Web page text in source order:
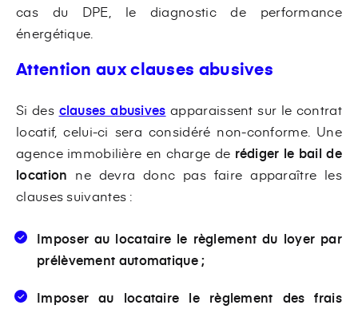
cas du DPE, le diagnostic de performance
énergétique.
Attention aux clauses abusives
Si des clauses abusives apparaissent sur le contrat
locatif, celui-ci sera considéré non-conforme. Une
agence immobilière en charge de rédiger le bail de
location ne devra donc pas faire apparaître les
clauses suivantes :
Imposer au locataire le règlement du loyer par
prélèvement automatique ;
Imposer au locataire le règlement des frais